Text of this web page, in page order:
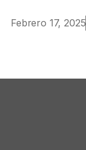
Febrero 17, 2025